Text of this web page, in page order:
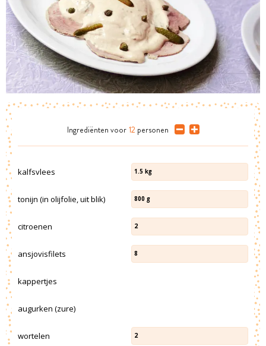
Ingrediënten voor 12 personen
kalfsvlees 1.5 kg
tonijn (in olijfolie, uit blik) 800 g
citroenen 2
ansjovisfilets 8
kappertjes
augurken (zure)
wortelen 2